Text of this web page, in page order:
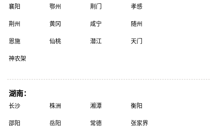
襄阳 鄂州 荆门 孝感
荆州 黄冈 咸宁 随州
恩施 仙桃 潜江 天门
神农架
湖南：
长沙 株洲 湘潭 衡阳
邵阳 岳阳 常德 张家界